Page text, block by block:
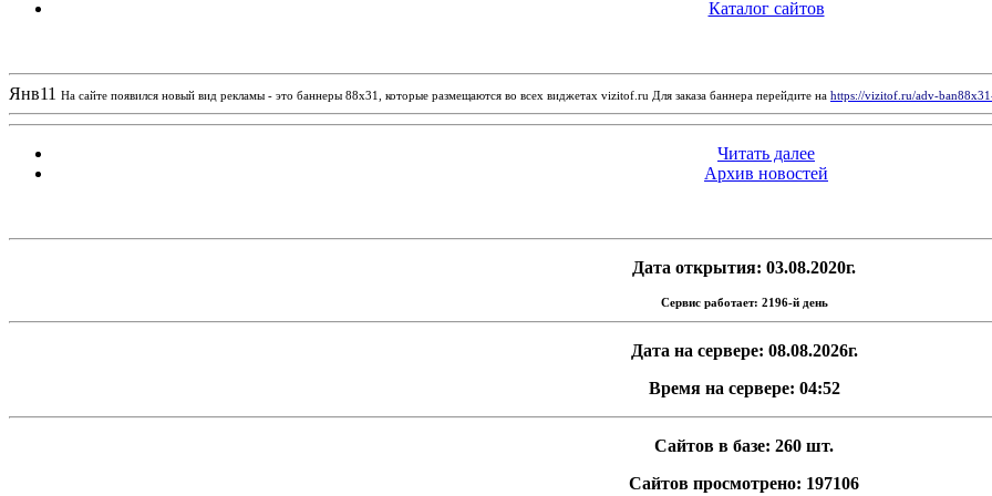
Каталог сайтов
Янв11 На сайте появился новый вид рекламы - это баннеры 88х31, которые размещаются во всех виджетах vizitof.ru Для заказа баннера перейдите на https://vizitof.ru/adv-
Читать далее
Архив новостей
Дата открытия: 03.08.2020г.
Сервис работает: 2196-й день
Дата на сервере: 08.08.2026г.
Время на сервере: 04:52
Сайтов в базе: 260 шт.
Сайтов просмотрено: 197106